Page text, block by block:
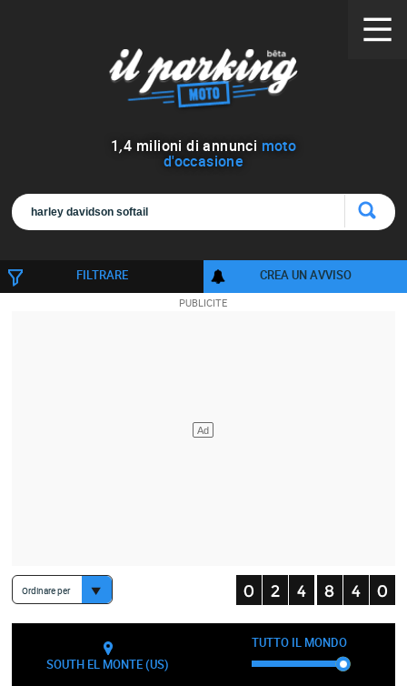
1,4 milioni di annunci moto
d'occasione
FILTRARE CREA UN AVVISO
Ordinare per
SOUTH EL MONTE (US)
TUTTO IL MONDO